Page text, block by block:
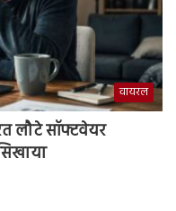
वायरल
लौटे सॉफ्टवेयर